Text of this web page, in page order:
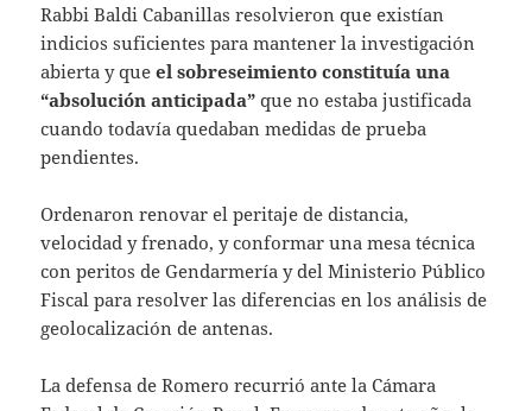
Rabbi Baldi Cabanillas resolvieron que existían
indicios suficientes para mantener la investigación
abierta y que el sobreseimiento constituía una
“absolución anticipada” que no estaba justificada
cuando todavía quedaban medidas de prueba
pendientes.
Ordenaron renovar el peritaje de distancia,
velocidad y frenado, y conformar una mesa técnica
con peritos de Gendarmería y del Ministerio Público
Fiscal para resolver las diferencias en los análisis de
geolocalización de antenas.
La defensa de Romero recurrió ante la Cámara